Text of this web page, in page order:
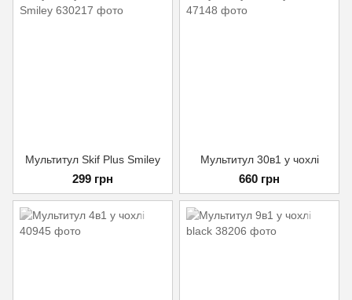
Мультитул Skif Plus Smiley
299 грн
Мультитул 30в1 у чохлi
660 грн